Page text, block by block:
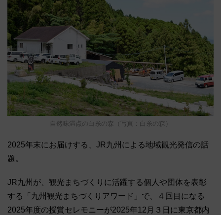
自然味満点の白糸の森（写真：白糸の森）
2025年末にお届けする、JR九州による地域観光発信の話
題。
JR九州が、観光まちづくりに活躍する個人や団体を表彰
する「九州観光まちづくりアワード」で、４回目になる
2025年度の授賞セレモニーが2025年12月３日に東京都内